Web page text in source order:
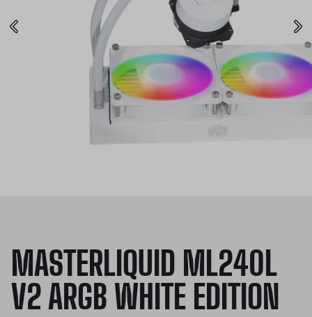
MASTERLIQUID ML240L
V2 ARGB WHITE EDITION